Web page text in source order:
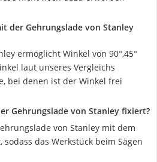
der Gehrungslade von Stanley
ermöglicht Winkel von 90°,45°
laut unseres Vergleichs
bei denen ist der Winkel frei
Gehrungslade von Stanley fixiert?
von Stanley mit dem
das Werkstück beim Sägen